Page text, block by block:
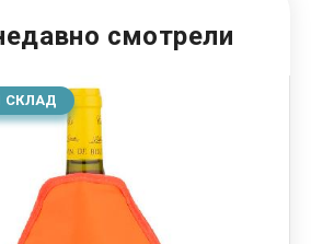
смотрели
СКЛАД